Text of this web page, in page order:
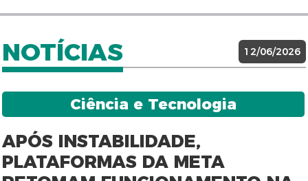
NOTÍCIAS 12/06/2026
Ciência e Tecnologia
APÓS INSTABILIDADE,
PLATAFORMAS DA META